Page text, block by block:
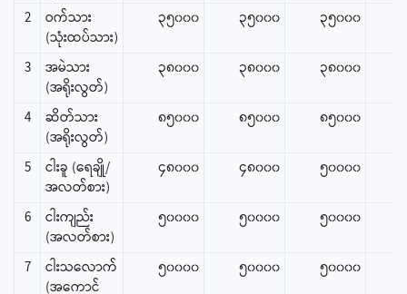
2
ဝက်သား
(သုံးထပ်သား)
၃၅၀၀၀ ၃၅၀၀၀ ၃၅၀၀၀
3
အမဲသား
(အရိုးလွတ်)
၃၈၀၀၀ ၃၈၀၀၀ ၃၈၀၀၀
4
ဆိတ်သား
(အရိုးလွတ်)
၈၅၀၀၀ ၈၅၀၀၀ ၈၅၀၀၀
5
ငါးခူ (ရေချို/
အလတ်စား)
၄၈၀၀၀ ၄၈၀၀၀ ၅၀၀၀၀
6
ငါးကျည်း
(အလတ်စား)
၅၀၀၀၀ ၅၀၀၀၀ ၅၀၀၀၀
7
ငါးသ‌လောက်
(အကောင်
၅၀၀၀၀ ၅၀၀၀၀ ၅၀၀၀၀